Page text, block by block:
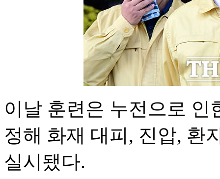
이날 훈련은 누전으로 인
정해 화재 대피, 진압, 환
실시됐다.